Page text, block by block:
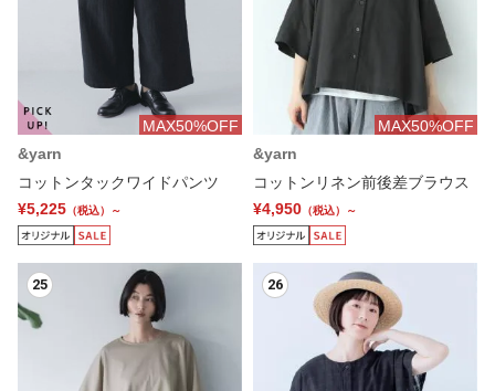
MAX50%OFF
&yarn
コットンタックワイドパンツ
¥5,225 （税込）～
MAX50%OFF
&yarn
コットンリネン前後差ブラウス
¥4,950 （税込）～
25 26